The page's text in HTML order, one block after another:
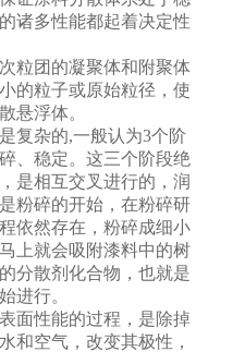
诸多性能都起着决定性
粒团的凝聚体和附聚体
的粒子或原始粒径，使
悬浮体。
复杂的,一般认为3个阶
、稳定。这三个阶段绝
是相互交叉进行的，润
粉碎的开始，在粉碎研
依然存在，粉碎成细小
上就会吸附漆料中的树
分散剂化合物，也就是
进行。
面性能的过程，是除掉
和空气，改变其极性，